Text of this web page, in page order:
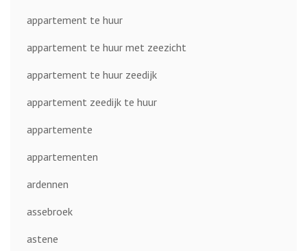
appartement te huur
appartement te huur met zeezicht
appartement te huur zeedijk
appartement zeedijk te huur
appartemente
appartementen
ardennen
assebroek
astene